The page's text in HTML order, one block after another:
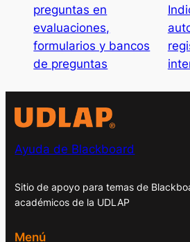
preguntas en
evaluaciones,
formularios y bancos
de preguntas
Ayuda de Blackboard
Sitio de apoyo para temas de
académicos de la UDLAP
Menú